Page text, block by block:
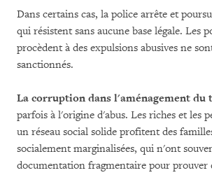
Dans certains cas, la police arrête et
qui résistent sans aucune base légale. Les
procèdent à des expulsions abusives ne
sanctionnés.
La corruption dans l'aménagement
parfois à l'origine d'abus. Les riches et les
un réseau social solide profitent des
socialement marginalisées, qui n'ont
documentation fragmentaire pour prouver